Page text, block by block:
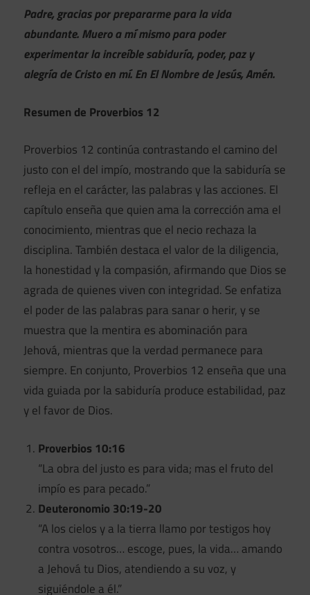
Padre, gracias por prepararme para la vida
abundante. Muero a mí mismo para poder
experimentar la increíble sabiduría, poder, paz y
alegría de Cristo en mí. En El Nombre de Jesús, Amén.
Resumen de Proverbios 12
Proverbios 12 continúa contrastando el camino del
justo con el del impío, mostrando que la sabiduría se
refleja en el carácter, las palabras y las acciones. El
capítulo enseña que quien ama la corrección ama el
conocimiento, mientras que el necio rechaza la
disciplina. También destaca el valor de la diligencia,
la honestidad y la compasión, afirmando que Dios se
agrada de quienes viven con integridad. Se enfatiza
el poder de las palabras para sanar o herir, y se
muestra que la mentira es abominación para
Jehová, mientras que la verdad permanece para
siempre. En conjunto, Proverbios 12 enseña que una
vida guiada por la sabiduría produce estabilidad, paz
y el favor de Dios.
Proverbios 10:16
“La obra del justo es para vida; mas el fruto del
impío es para pecado.”
Deuteronomio 30:19-20
“A los cielos y a la tierra llamo por testigos hoy
contra vosotros… escoge, pues, la vida… amando
a Jehová tu Dios, atendiendo a su voz, y
siguiéndole a él.”